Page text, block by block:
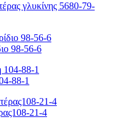
γλυκίνης 5680-79-
98-56-6
88-1
21-4